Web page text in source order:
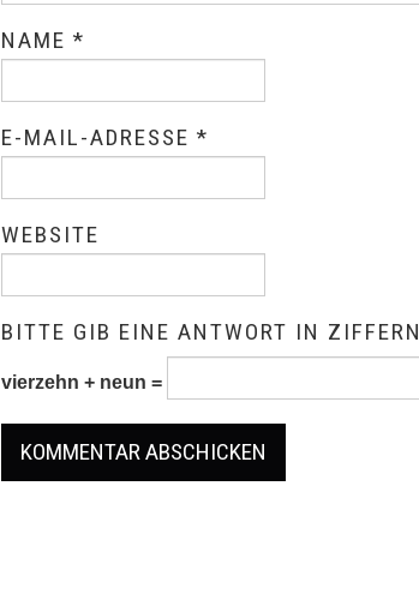
NAME *
E-MAIL-ADRESSE *
WEBSITE
BITTE GIB EINE ANTWORT IN
vierzehn + neun =